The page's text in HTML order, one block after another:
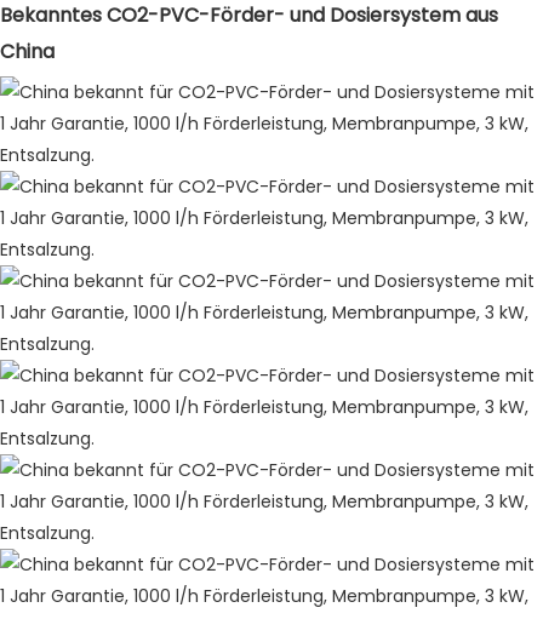
Bekanntes CO2-PVC-Förder- und Dosiersystem aus
China